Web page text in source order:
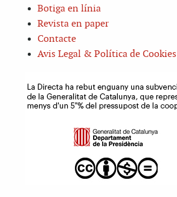
Botiga en línia
Revista en paper
Contacte
Avis Legal & Política de Cookies